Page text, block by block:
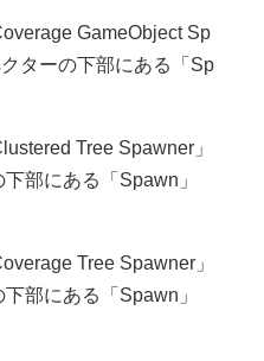
GameObject Sp
ターの下部にある「Sp
Tree Spawner」
部にある「Spawn」
Tree Spawner」
部にある「Spawn」